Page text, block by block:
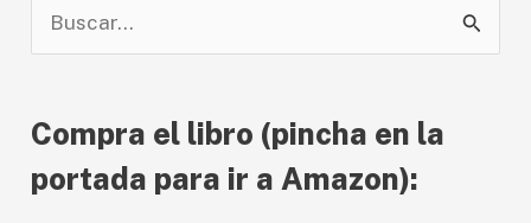
u
c
a
Compra el libro (pincha en la
portada para ir a Amazon):